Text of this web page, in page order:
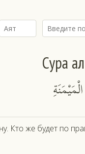
Сура
Кто же будет по